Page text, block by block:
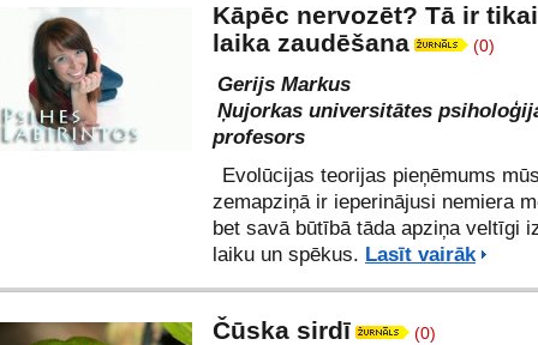
Kāpēc nervozēt? Tā ir
laika zaudēšana
(0)
Gerijs Markus
Ņujorkas universitātes
profesors
Evolūcijas teorijas pieņēmums
zemapziņā ir ieperinājusi nemiera
bet savā būtībā tāda apziņa veltīgi
laiku un spēkus. Lasīt vairāk
Čūska sirdī (0)